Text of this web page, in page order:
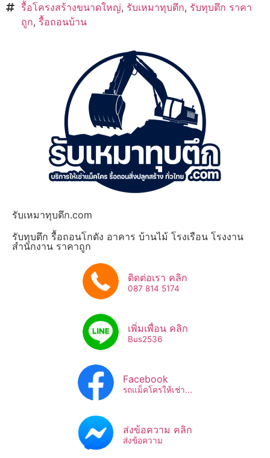
รื้อโครงสร้างขนาดใหญ่, รับเหมาทุบตึก, รับทุบตึก ราคา
ถูก, รื้อถอนบ้าน
รับเหมาทุบตึก.com
รับทุบตึก รื้อถอนโกดัง อาคาร บ้านไม้ โรงเรือน โรงงาน
สำนักงาน ราคาถูก
ติดต่อเรา คลิก
087 814 5174
เพิ่มเพื่อน คลิก
Bus2536​
Facebook
รถแม็คโครให้เช่า...
ส่งข้อความ คลิก
ส่งข้อความ